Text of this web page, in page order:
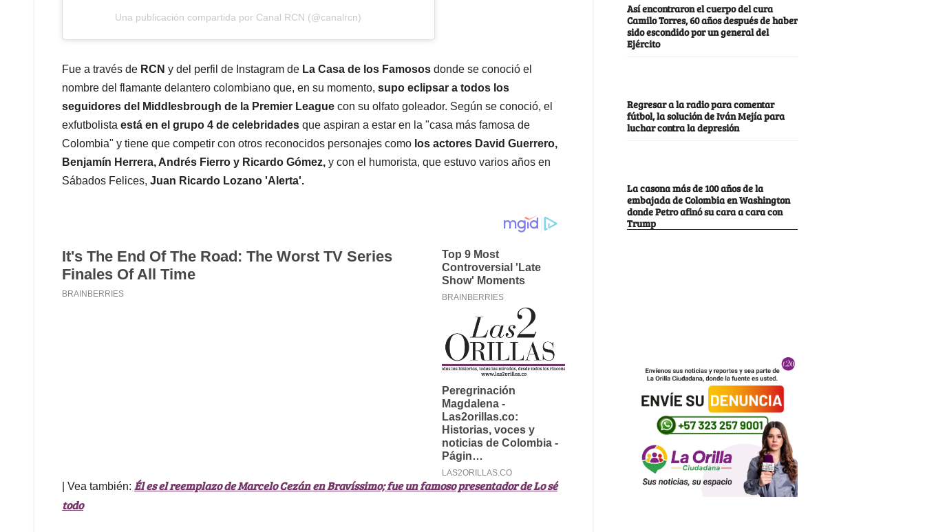
Una publicación compartida por Canal RCN (@canalrcn)
Fue a través de RCN y del perfil de Instagram de La Casa de los Famosos donde se conoció el
nombre del flamante delantero colombiano que, en su momento, supo eclipsar a todos los
seguidores del Middlesbrough de la Premier League con su olfato goleador. Según se conoció, el
exfutbolista está en el grupo 4 de celebridades que aspiran a estar en la "casa más famosa de
Colombia" y tiene que competir con otros reconocidos personajes como los actores David Guerrero,
Benjamín Herrera, Andrés Fierro y Ricardo Gómez, y con el humorista, que estuvo varios años en
Sábados Felices, Juan Ricardo Lozano 'Alerta'.
| Vea también: Él es el reemplazo de Marcelo Cezán en Bravíssimo; fue un famoso presentador de Lo sé
todo
Así encontraron el cuerpo del cura
Camilo Torres, 60 años después de haber
sido escondido por un general del
Ejército
Regresar a la radio para comentar
fútbol, la solución de Iván Mejía para
luchar contra la depresión
La casona más de 100 años de la
embajada de Colombia en Washington
donde Petro afinó su cara a cara con
Trump